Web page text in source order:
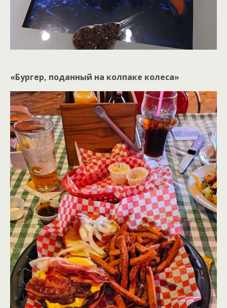
«Бургер, поданный на колпаке колеса»